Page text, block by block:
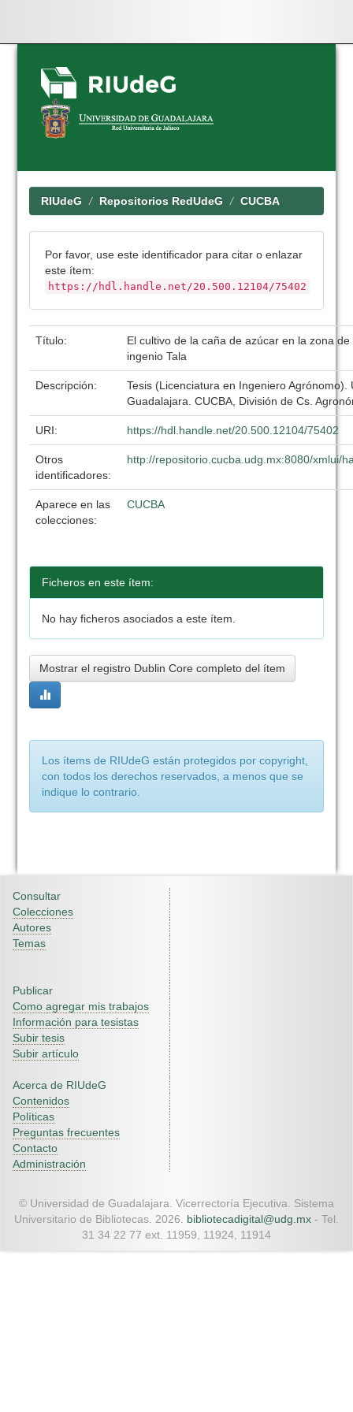
Skip
navigation
RIUdeG Repositorios RedUdeG CUCBA
Por favor, use este identificador para citar o enlazar
este ítem:
https://hdl.handle.net/20.500.12104/75402
Título:
El cultivo de la caña de azúcar en la zona
ingenio Tala
Descripción:
Tesis (Licenciatura en Ingeniero Agrónomo).
Guadalajara. CUCBA, División de Cs.
URI: https://hdl.handle.net/20.500.12104/75402
Otros
identificadores:
http://repositorio.cucba.udg.mx:8080/xmlui/
Aparece en las
colecciones:
CUCBA
Ficheros en este ítem:
No hay ficheros asociados a este ítem.
Mostrar el registro Dublin Core completo del ítem
Los ítems de RIUdeG están protegidos por copyright,
con todos los derechos reservados, a menos que se
indique lo contrario.
Consultar
Colecciones
Autores
Temas
Publicar
Como agregar mis trabajos
Información para tesistas
Subir tesis
Subir artículo
Acerca de RIUdeG
Contenidos
Políticas
Preguntas frecuentes
Contacto
Administración
© Universidad de Guadalajara. Vicerrectoría Ejecutiva. Sistema
Universitario de Bibliotecas. 2026. bibliotecadigital@udg.mx - Tel.
31 34 22 77 ext. 11959, 11924, 11914